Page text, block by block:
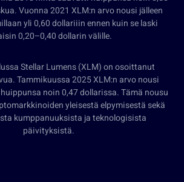
Vuonna 2021 XLM:n arvo nousi jälleen
yli 0,60 dollariiin ennen kuin se laski
0,20–0,40 dollarin välille.
Stellar Lumens (XLM) on osoittanut
Tammikuussa 2025 XLM:n arvo nousi
noin 0,47 dollarissa. Tämä nousu
yleisestä elpymisestä sekä
kumppanuuksista ja teknologisista
päivityksistä.